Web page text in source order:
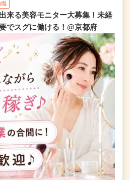
来る美容モニター大募集！未経
でスグに働ける！@京都府